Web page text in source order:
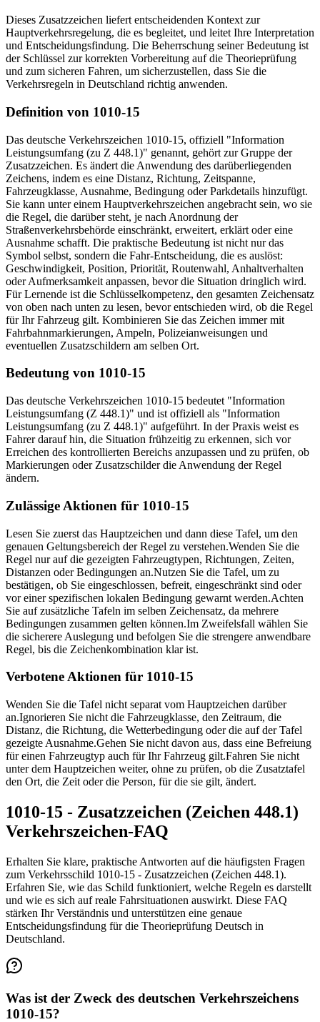
Dieses Zusatzzeichen liefert entscheidenden Kontext zur
Hauptverkehrsregelung, die es begleitet, und leitet Ihre Interpretation
und Entscheidungsfindung. Die Beherrschung seiner Bedeutung ist
der Schlüssel zur korrekten Vorbereitung auf die Theorieprüfung
und zum sicheren Fahren, um sicherzustellen, dass Sie die
Verkehrsregeln in Deutschland richtig anwenden.
Definition von 1010-15
Das deutsche Verkehrszeichen 1010-15, offiziell "Information
Leistungsumfang (zu Z 448.1)" genannt, gehört zur Gruppe der
Zusatzzeichen. Es ändert die Anwendung des darüberliegenden
Zeichens, indem es eine Distanz, Richtung, Zeitspanne,
Fahrzeugklasse, Ausnahme, Bedingung oder Parkdetails hinzufügt.
Sie kann unter einem Hauptverkehrszeichen angebracht sein, wo sie
die Regel, die darüber steht, je nach Anordnung der
Straßenverkehrsbehörde einschränkt, erweitert, erklärt oder eine
Ausnahme schafft. Die praktische Bedeutung ist nicht nur das
Symbol selbst, sondern die Fahr-Entscheidung, die es auslöst:
Geschwindigkeit, Position, Priorität, Routenwahl, Anhaltverhalten
oder Aufmerksamkeit anpassen, bevor die Situation dringlich wird.
Für Lernende ist die Schlüsselkompetenz, den gesamten Zeichensatz
von oben nach unten zu lesen, bevor entschieden wird, ob die Regel
für Ihr Fahrzeug gilt. Kombinieren Sie das Zeichen immer mit
Fahrbahnmarkierungen, Ampeln, Polizeianweisungen und
eventuellen Zusatzschildern am selben Ort.
Bedeutung von 1010-15
Das deutsche Verkehrszeichen 1010-15 bedeutet "Information
Leistungsumfang (Z 448.1)" und ist offiziell als "Information
Leistungsumfang (zu Z 448.1)" aufgeführt. In der Praxis weist es
Fahrer darauf hin, die Situation frühzeitig zu erkennen, sich vor
Erreichen des kontrollierten Bereichs anzupassen und zu prüfen, ob
Markierungen oder Zusatzschilder die Anwendung der Regel
ändern.
Zulässige Aktionen für 1010-15
Lesen Sie zuerst das Hauptzeichen und dann diese Tafel, um den
genauen Geltungsbereich der Regel zu verstehen.Wenden Sie die
Regel nur auf die gezeigten Fahrzeugtypen, Richtungen, Zeiten,
Distanzen oder Bedingungen an.Nutzen Sie die Tafel, um zu
bestätigen, ob Sie eingeschlossen, befreit, eingeschränkt sind oder
vor einer spezifischen lokalen Bedingung gewarnt werden.Achten
Sie auf zusätzliche Tafeln im selben Zeichensatz, da mehrere
Bedingungen zusammen gelten können.Im Zweifelsfall wählen Sie
die sicherere Auslegung und befolgen Sie die strengere anwendbare
Regel, bis die Zeichenkombination klar ist.
Verbotene Aktionen für 1010-15
Wenden Sie die Tafel nicht separat vom Hauptzeichen darüber
an.Ignorieren Sie nicht die Fahrzeugklasse, den Zeitraum, die
Distanz, die Richtung, die Wetterbedingung oder die auf der Tafel
gezeigte Ausnahme.Gehen Sie nicht davon aus, dass eine Befreiung
für einen Fahrzeugtyp auch für Ihr Fahrzeug gilt.Fahren Sie nicht
unter dem Hauptzeichen weiter, ohne zu prüfen, ob die Zusatztafel
den Ort, die Zeit oder die Person, für die sie gilt, ändert.
1010-15 - Zusatzzeichen (Zeichen 448.1)
Verkehrszeichen-FAQ
Erhalten Sie klare, praktische Antworten auf die häufigsten Fragen
zum Verkehrsschild 1010-15 - Zusatzzeichen (Zeichen 448.1).
Erfahren Sie, wie das Schild funktioniert, welche Regeln es darstellt
und wie es sich auf reale Fahrsituationen auswirkt. Diese FAQ
stärken Ihr Verständnis und unterstützen eine genaue
Entscheidungsfindung für die Theorieprüfung Deutsch in
Deutschland.
Was ist der Zweck des deutschen Verkehrszeichens
1010-15?